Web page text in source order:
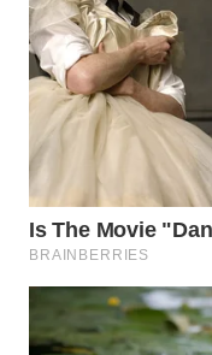
WN
PAKPAK
WN
KARAWANG
WN
BEKASI
WN
BOGOR